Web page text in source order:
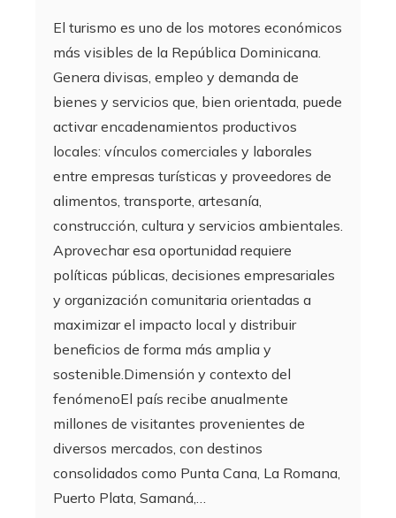
El turismo es uno de los motores económicos
más visibles de la República Dominicana.
Genera divisas, empleo y demanda de
bienes y servicios que, bien orientada, puede
activar encadenamientos productivos
locales: vínculos comerciales y laborales
entre empresas turísticas y proveedores de
alimentos, transporte, artesanía,
construcción, cultura y servicios ambientales.
Aprovechar esa oportunidad requiere
políticas públicas, decisiones empresariales
y organización comunitaria orientadas a
maximizar el impacto local y distribuir
beneficios de forma más amplia y
sostenible.Dimensión y contexto del
fenómenoEl país recibe anualmente
millones de visitantes provenientes de
diversos mercados, con destinos
consolidados como Punta Cana, La Romana,
Puerto Plata, Samaná,…